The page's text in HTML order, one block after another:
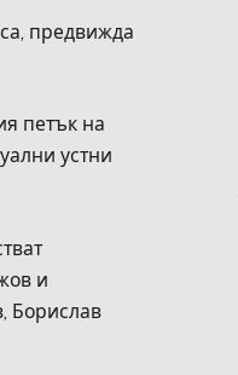
предвижда
петък на
устни
и
Борислав